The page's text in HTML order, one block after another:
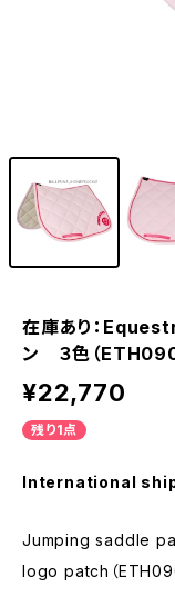
在庫あり：
ン ３色（
¥22,770
残り1点
International
Jumping saddle
logo patch（